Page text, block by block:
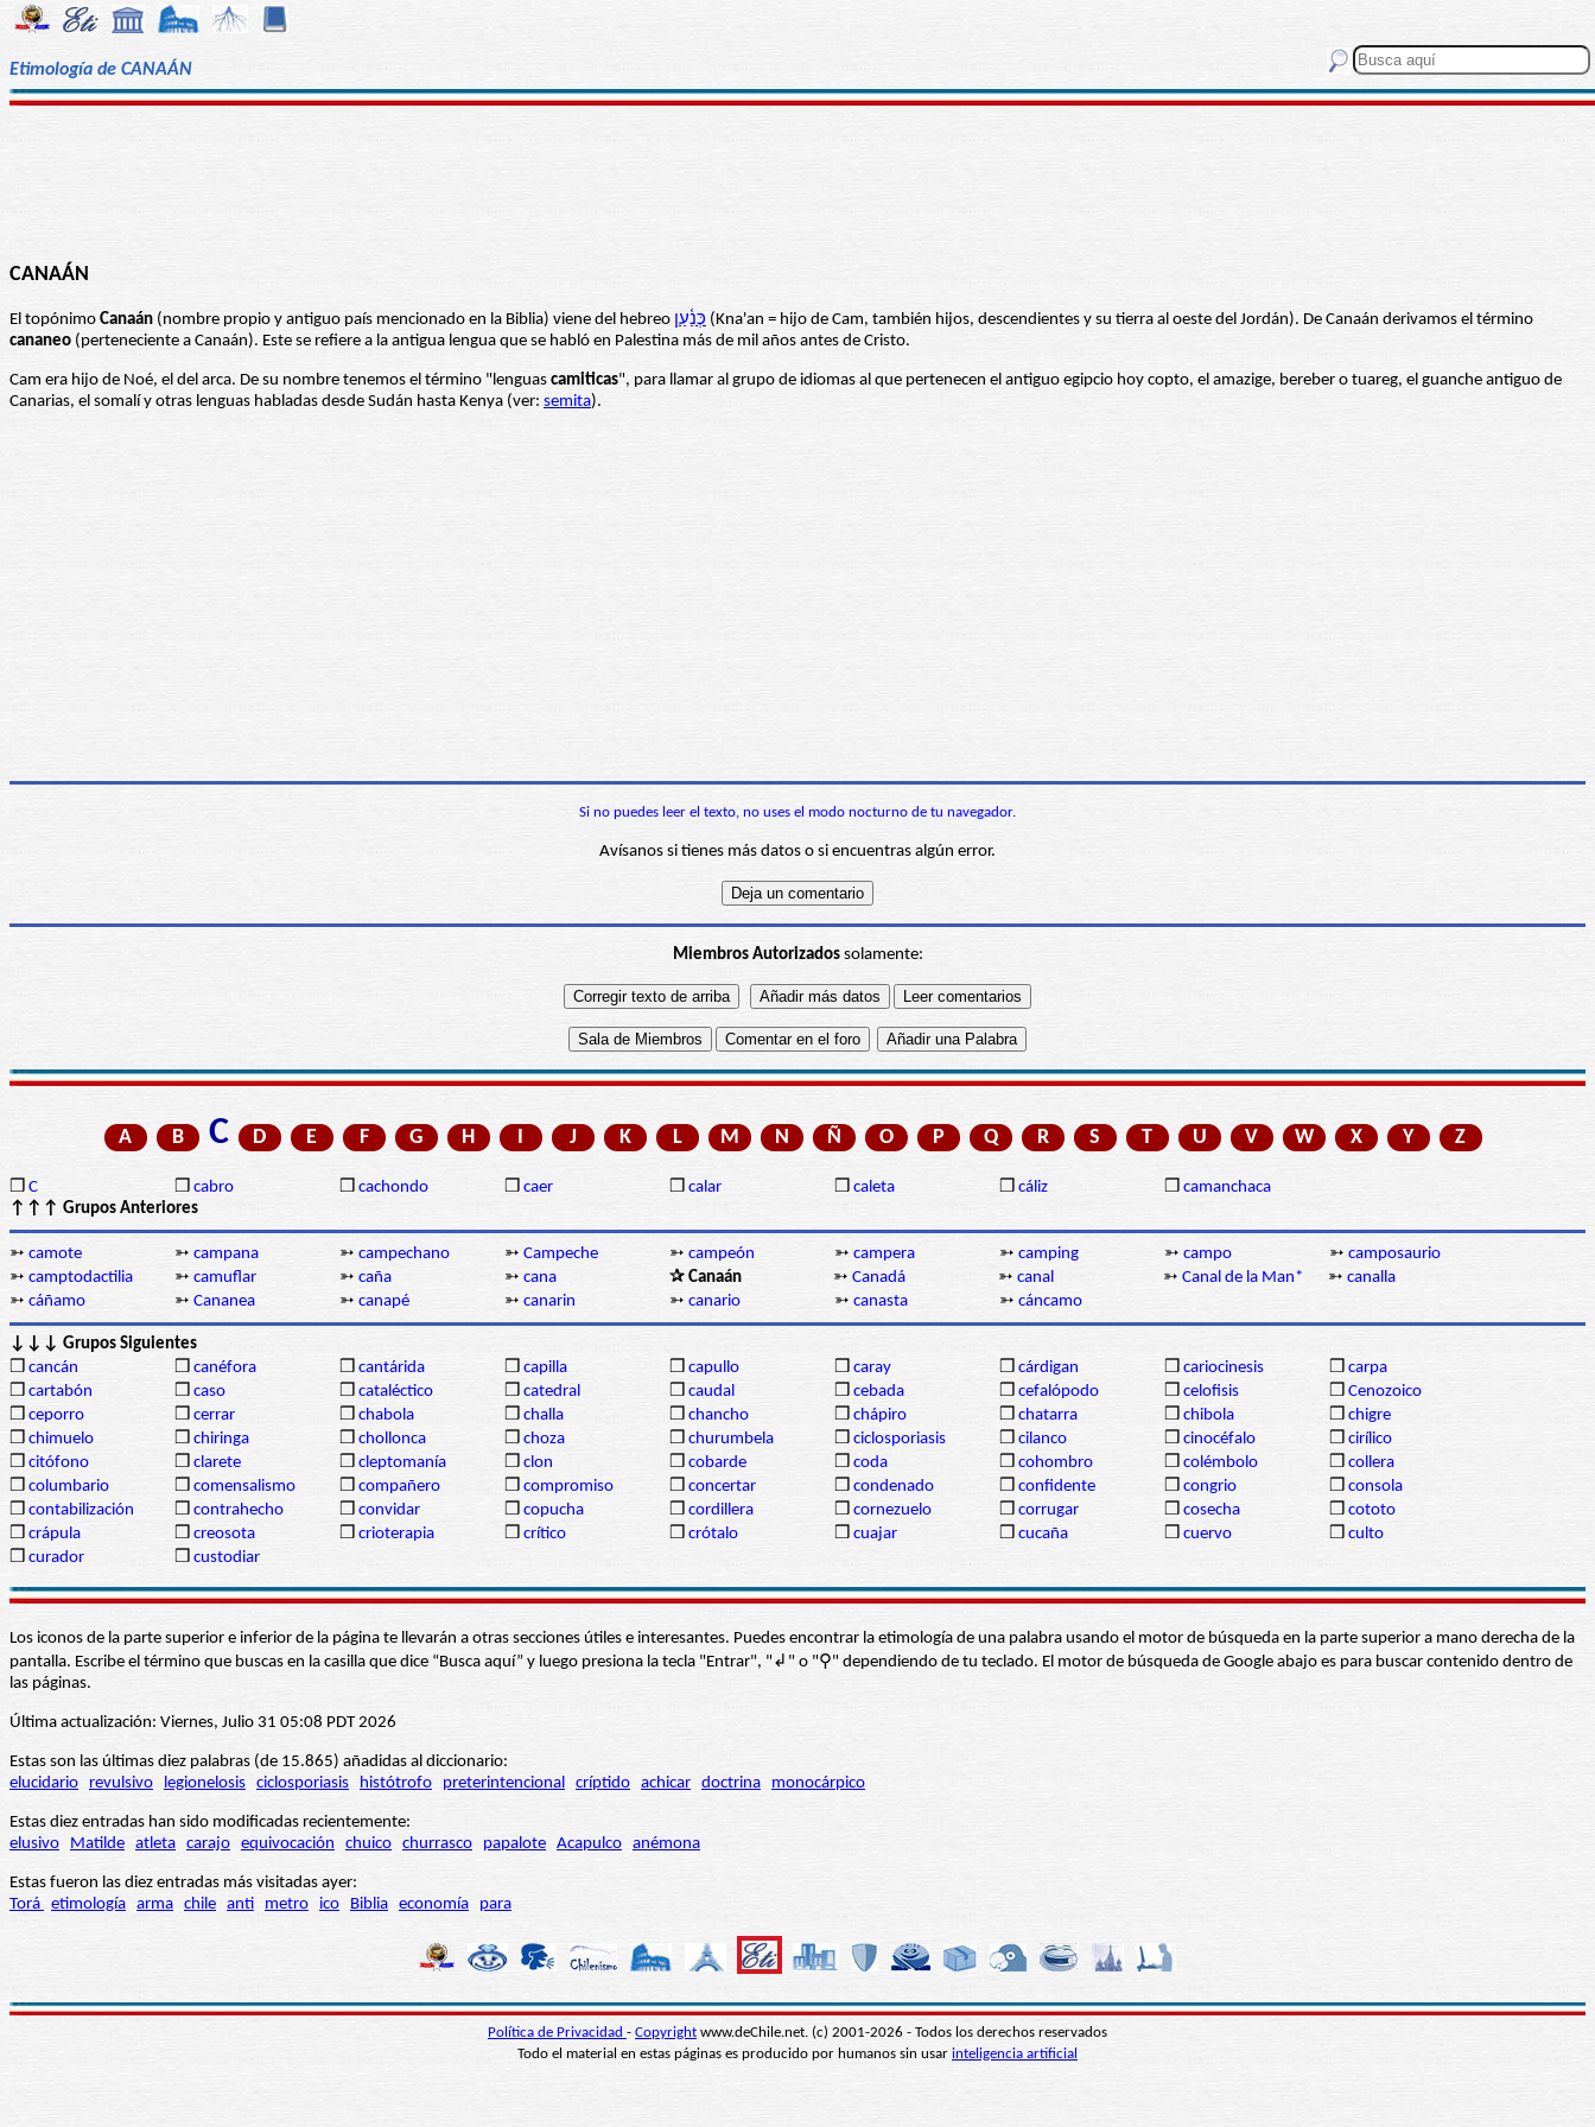
Etimología de CANAÁN
CANAÁN
El topónimo Canaán (nombre propio y antiguo país mencionado en la Biblia) viene del hebreo כְּנַ֫עַן (Kna'an = hijo de Cam, también hijos, descendientes y su tierra al oeste del Jordán). De Canaán derivamos el término
cananeo (perteneciente a Canaán). Este se refiere a la antigua lengua que se habló en Palestina más de mil años antes de Cristo.
Cam era hijo de Noé, el del arca. De su nombre tenemos el término "lenguas camiticas", para llamar al grupo de idiomas al que pertenecen el antiguo egipcio hoy copto, el amazige, bereber o tuareg, el guanche antiguo de
Canarias, el somalí y otras lenguas habladas desde Sudán hasta Kenya (ver: semita).
Si no puedes leer el texto, no uses el modo nocturno de tu navegador.
Avísanos si tienes más datos o si encuentras algún error.
Miembros Autorizadossolamente:
A B C D E F G H I J K L M N Ñ O P Q R S T U V W X Y Z
❒ C ❒ cabro ❒ cachondo ❒ caer ❒ calar ❒ caleta ❒ cáliz ❒ camanchaca
↑↑↑ Grupos Anteriores
➳ camote ➳ campana ➳ campechano ➳ Campeche ➳ campeón ➳ campera ➳ camping ➳ campo ➳ camposaurio
➳ camptodactilia ➳ camuflar ➳ caña ➳ cana ✰ Canaán ➳ Canadá ➳ canal ➳ Canal de la Man* ➳ canalla
➳ cáñamo ➳ Cananea ➳ canapé ➳ canarin ➳ canario ➳ canasta ➳ cáncamo
↓↓↓ Grupos Siguientes
❒ cancán ❒ canéfora ❒ cantárida ❒ capilla ❒ capullo ❒ caray ❒ cárdigan ❒ cariocinesis ❒ carpa
❒ cartabón ❒ caso ❒ cataléctico ❒ catedral ❒ caudal ❒ cebada ❒ cefalópodo ❒ celofisis ❒ Cenozoico
❒ ceporro ❒ cerrar ❒ chabola ❒ challa ❒ chancho ❒ chápiro ❒ chatarra ❒ chibola ❒ chigre
❒ chimuelo ❒ chiringa ❒ chollonca ❒ choza ❒ churumbela ❒ ciclosporiasis ❒ cilanco ❒ cinocéfalo ❒ cirílico
❒ citófono ❒ clarete ❒ cleptomanía ❒ clon ❒ cobarde ❒ coda ❒ cohombro ❒ colémbolo ❒ collera
❒ columbario ❒ comensalismo ❒ compañero ❒ compromiso ❒ concertar ❒ condenado ❒ confidente ❒ congrio ❒ consola
❒ contabilización ❒ contrahecho ❒ convidar ❒ copucha ❒ cordillera ❒ cornezuelo ❒ corrugar ❒ cosecha ❒ cototo
❒ crápula ❒ creosota ❒ crioterapia ❒ crítico ❒ crótalo ❒ cuajar ❒ cucaña ❒ cuervo ❒ culto
❒ curador ❒ custodiar
Los iconos de la parte superior e inferior de la página te llevarán a otras secciones útiles e interesantes. Puedes encontrar la etimología de una palabra usando el motor de búsqueda en la parte superior a mano derecha de la
pantalla. Escribe el término que buscas en la casilla que dice “Busca aquí” y luego presiona la tecla "Entrar", "↲" o "⚲" dependiendo de tu teclado. El motor de búsqueda de Google abajo es para buscar contenido dentro de
las páginas.
Última actualización: Viernes, Julio 31 05:08 PDT 2026
Estas son las últimas diez palabras (de 15.865) añadidas al diccionario:
elucidario
revulsivo legionelosis ciclosporiasis histótrofo preterintencional críptido achicar doctrina monocárpico
Estas diez entradas han sido modificadas recientemente:
elusivo
Matilde atleta carajo equivocación chuico churrasco papalote Acapulco anémona
Estas fueron las diez entradas más visitadas ayer:
Torá etimología arma chile anti metro ico Biblia economía para
Política de Privacidad - Copyright www.deChile.net. (c) 2001-2026 - Todos los derechos reservados
Todo el material en estas páginas es producido por humanos sin usar inteligencia artificial